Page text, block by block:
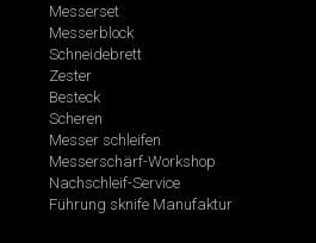
Messerset
Messerblock
Schneidebrett
Zester
Besteck
Scheren
Messer schleifen
Messerschärf-Workshop
Nachschleif-Service
Führung sknife Manufaktur